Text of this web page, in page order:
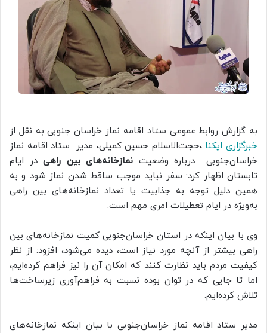
به گزارش روابط عمومی ستاد اقامه نماز خراسان جنوبی به نقل از
خبرگزاری ایکنا ،حجت‌الاسلام حسین کمیلی، مدیر ستاد اقامه نماز
خراسان‌جنوبی درباره وضعیت نمازخانه‌های بین راهی در ایام
تابستان اظهار کرد: سفر نباید موجب ساقط شدن نماز شود و به
همین دلیل توجه به جذابیت یا تعداد نمازخانه‌های بین راهی
به‌ویژه در ایام تعطیلات امری مهم است.
وی با بیان اینکه در استان خراسان‌جنوبی کمیت نمازخانه‌های بین
راهی بیشتر از آنچه مورد نیاز است، دیده می‌شود، افزود: از نظر
کیفیت مردم باید نظارت کنند که امکان آن را نیز فراهم کرده‌ایم،
اما تا جایی که در توان بوده نسبت به فراهم‌آوری زیرساخت‌ها
تلاش کرده‌ایم.
مدیر ستاد اقامه نماز خراسان‌جنوبی با بیان اینکه نمازخانه‌های